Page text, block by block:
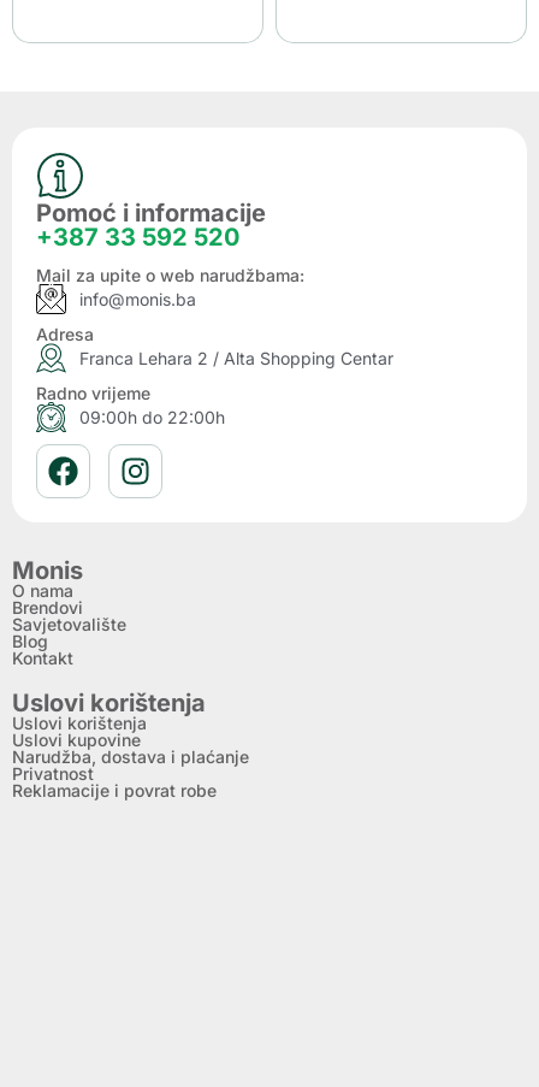
Pomoć i informacije
+387 33 592 520
Mail za upite o web narudžbama:
info@monis.ba
Adresa
Franca Lehara 2 / Alta Shopping Centar
Radno vrijeme
09:00h do 22:00h
Monis
O nama
Brendovi
Savjetovalište
Blog
Kontakt
Uslovi korištenja
Uslovi korištenja
Uslovi kupovine
Narudžba, dostava i plaćanje
Privatnost
Reklamacije i povrat robe